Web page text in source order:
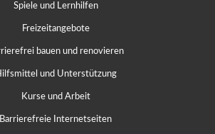
Spiele und Lernhilfen
Freizeitangebote
bauen und renovieren
und Unterstützung
Kurse und Arbeit
Barrierefreie Internetseiten